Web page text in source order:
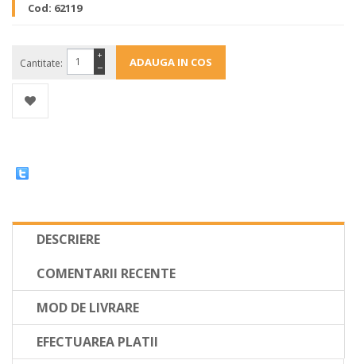
Cod: 62119
Cantitate: −
+
DESCRIERE
COMENTARII RECENTE
MOD DE LIVRARE
EFECTUAREA PLATII